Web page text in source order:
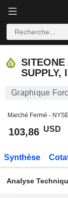
SUPPLY,
Graphique
Marché Fermé -
103,86 USD
Synthèse
Analyse